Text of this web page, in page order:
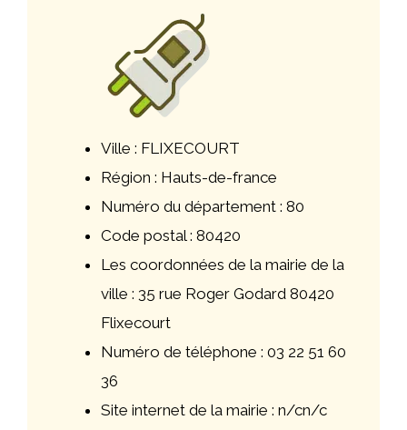
Ville : FLIXECOURT
Région : Hauts-de-france
Numéro du département : 80
Code postal : 80420
Les coordonnées de la mairie de la
ville : 35 rue Roger Godard 80420
Flixecourt
Numéro de téléphone : 03 22 51 60
36
Site internet de la mairie : n/cn/c